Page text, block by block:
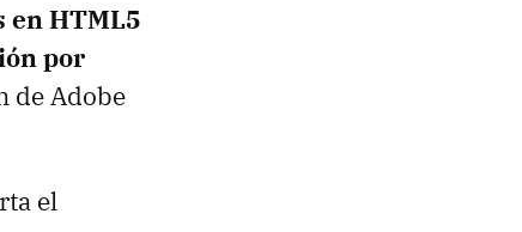
en HTML5
por
de Adobe
el